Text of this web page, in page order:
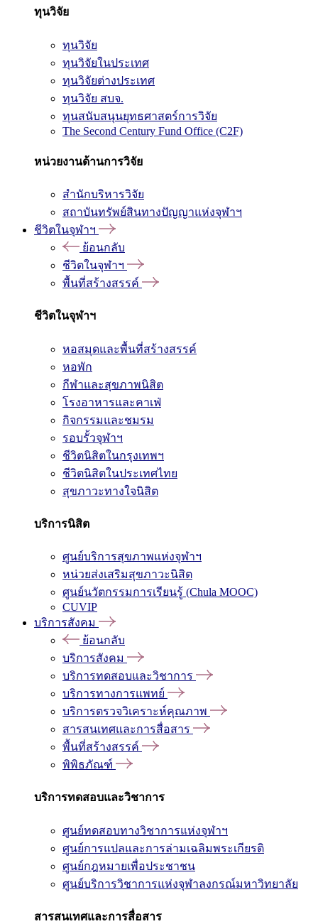
ทุนวิจัย
ทุนวิจัย
ทุนวิจัยในประเทศ
ทุนวิจัยต่างประเทศ
ทุนวิจัย สบจ.
ทุนสนับสนุนยุทธศาสตร์การวิจัย
The Second Century Fund Office (C2F)
หน่วยงานด้านการวิจัย
สำนักบริหารวิจัย
สถาบันทรัพย์สินทางปัญญาแห่งจุฬาฯ
ชีวิตในจุฬาฯ
ย้อนกลับ
ชีวิตในจุฬาฯ
พื้นที่สร้างสรรค์
ชีวิตในจุฬาฯ
หอสมุดและพื้นที่สร้างสรรค์
หอพัก
กีฬาและสุขภาพนิสิต
โรงอาหารและคาเฟ่
กิจกรรมและชมรม
รอบรั้วจุฬาฯ
ชีวิตนิสิตในกรุงเทพฯ
ชีวิตนิสิตในประเทศไทย
สุขภาวะทางใจนิสิต
บริการนิสิต
ศูนย์บริการสุขภาพแห่งจุฬาฯ
หน่วยส่งเสริมสุขภาวะนิสิต
ศูนย์นวัตกรรมการเรียนรู้ (Chula MOOC)
CUVIP
บริการสังคม
ย้อนกลับ
บริการสังคม
บริการทดสอบและวิชาการ
บริการทางการแพทย์
บริการตรวจวิเคราะห์คุณภาพ
สารสนเทศและการสื่อสาร
พื้นที่สร้างสรรค์
พิพิธภัณฑ์
บริการทดสอบและวิชาการ
ศูนย์ทดสอบทางวิชาการแห่งจุฬาฯ
ศูนย์การแปลและการล่ามเฉลิมพระเกียรติ
ศูนย์กฎหมายเพื่อประชาชน
ศูนย์บริการวิชาการแห่งจุฬาลงกรณ์มหาวิทยาลัย
สารสนเทศและการสื่อสาร